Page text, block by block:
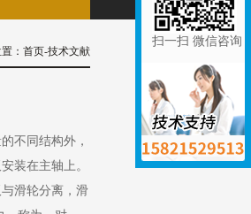
： 首页-技术文献
不同结构外，
装在主轴上。
滑轮分离，滑
扫一扫 微信咨询